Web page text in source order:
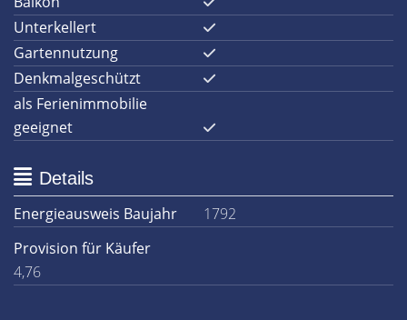
Unterkellert
Gartennutzung
Denkmalgeschützt
als Ferienimmobilie
geeignet
Details
Energieausweis Baujahr
1792
Provision für Käufer
4,76